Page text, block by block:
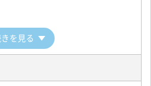
選択できます。
島町5-1
木 金 土 日
を見る